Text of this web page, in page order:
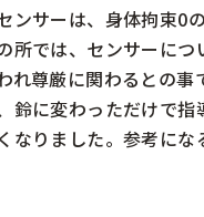
ンサーは、身体拘束0
所では、センサーに
れ尊厳に関わるとの
鈴に変わっただけで
なりました。参考に